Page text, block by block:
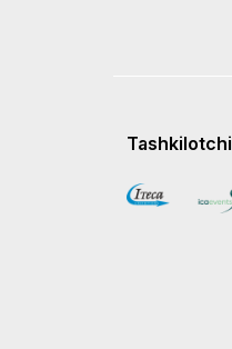
Tashkilotchi